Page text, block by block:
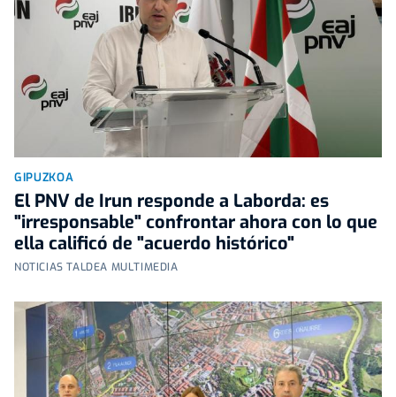
GIPUZKOA
El PNV de Irun responde a Laborda: es
"irresponsable" confrontar ahora con lo que
ella calificó de "acuerdo histórico"
NOTICIAS TALDEA MULTIMEDIA